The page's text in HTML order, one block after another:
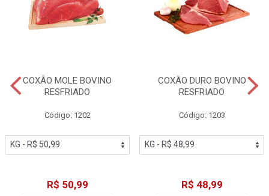
COXÃO MOLE BOVINO
RESFRIADO
Código: 1202
R$ 50,99
COXÃO DURO BOVINO
RESFRIADO
Código: 1203
R$ 48,99